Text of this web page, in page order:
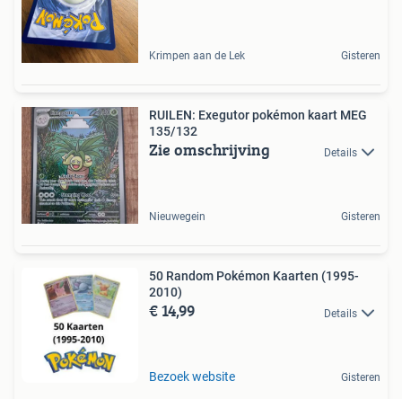
Krimpen aan de Lek Gisteren
RUILEN: Exegutor pokémon kaart MEG
135/132
Zie omschrijving Details
Nieuwegein Gisteren
50 Random Pokémon Kaarten (1995-
2010)
€ 14,99 Details
Bezoek website Gisteren